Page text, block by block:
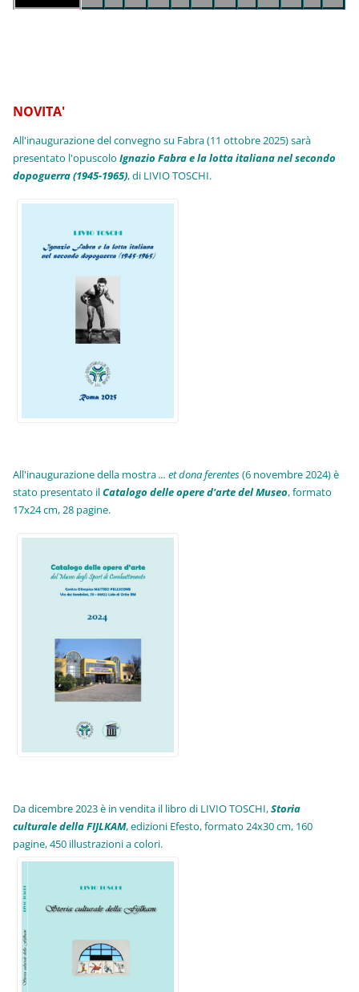
NOVITA'
All'inaugurazione del convegno su Fabra (11 ottobre 2025) sarà
presentato l'opuscoloIgnazio Fabra e la lotta italiana nel secondo
dopoguerra (1945-1965), di LIVIO TOSCHI.
All'inaugurazione della mostra... et dona ferentes(6 novembre 2024) è
stato presentato ilCatalogo delle opere d'arte del Museo, formato
17x24 cm, 28 pagine.
Da dicembre 2023 è in vendita il libro di LIVIO TOSCHI,Storia
culturale della FIJLKAM, edizioni Efesto, formato 24x30 cm, 160
pagine, 450 illustrazioni a colori.